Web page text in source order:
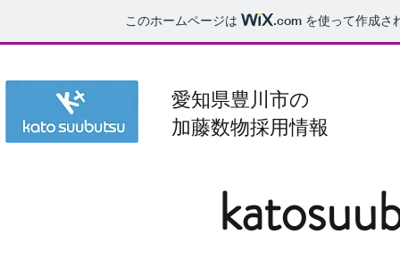
このホームページは .comを使って作成さ
愛知県豊川市の
加藤数物採用情報
Recruiting Site